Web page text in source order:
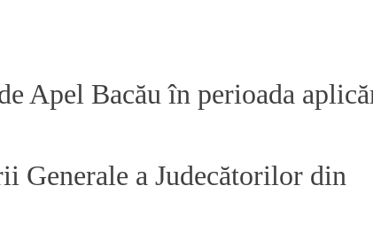
Apel Bacău în perioada
Generale a Judecătorilor din